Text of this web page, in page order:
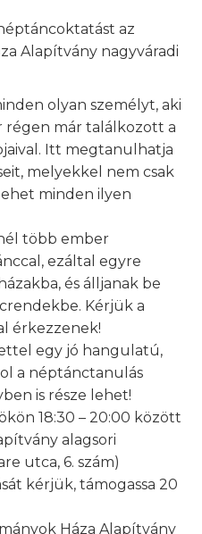
az
Alapítvány nagyváradi
olyan személyt, aki
régen már találkozott a
Itt megtanulhatja
melyekkel nem csak
minden ilyen
több ember
ezáltal egyre
és álljanak be
Kérjük a
érkezzenek!
egy jó hangulatú,
a néptánctanulás
is része lehet!
18:30 – 20:00 között
alagsori
utca, 6. szám)
kérjük, támogassa 20
Háza Alapítvány